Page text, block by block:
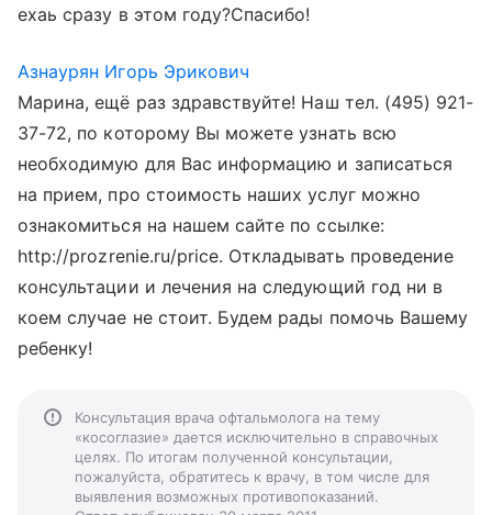
ехаь сразу в этом году?Спасибо!
Азнаурян Игорь Эрикович
Марина, ещё раз здравствуйте! Наш тел. (495) 921-
37-72, по которому Вы можете узнать всю
необходимую для Вас информацию и записаться
на прием, про cтоимость наших услуг можно
ознакомиться на нашем сайте по ссылке:
http://prozrenie.ru/price. Откладывать проведение
консультации и лечения на следующий год ни в
коем случае не стоит. Будем рады помочь Вашему
ребенку!
Консультация врача офтальмолога на тему
«косоглазие» дается исключительно в справочных
целях. По итогам полученной консультации,
пожалуйста, обратитесь к врачу, в том числе для
выявления возможных противопоказаний.